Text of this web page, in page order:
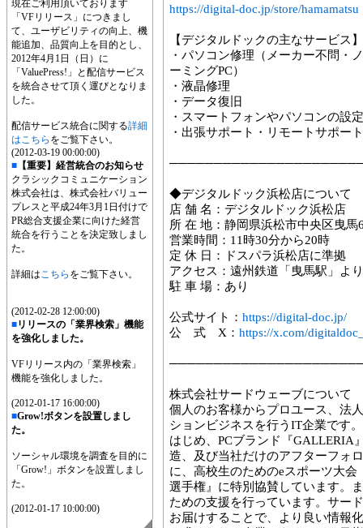
現在ご利用頂いております
「VFリリース」につきまし
て、ユーザビリティの向上、機
能追加、品質向上を目的とし、
2012年4月1日（日）に
「ValuePress!」と配信サービス
を統合させて頂く運びとなりま
した。
配信サービス統合に関する詳細
はこちら をご覧下さい。
(2012-03-19 00:00:00)
■ 【重要】経営統合のお知らせ
クラシックコミュニケーション
株式会社は、株式会社バリュー
プレスと平成24年3月1日付けで
PR総合支援企業に向けた経営
統合を行うことを決定致しまし
た。
詳細はこちら をご覧下さい。
(2012-02-28 12:00:00)
■リリースの「業界検索」機能
を強化しました。
VFリリース内の「業界検索」
機能を強化しました。
(2012-01-17 16:00:00)
■Grow!ボタンを設置しまし
た。
ソーシャル環境を調査を目的に
「Grow!」ボタンを設置しまし
た。
(2012-01-17 10:00:00)
https://digital-doc.jp/store/hamamatsu
【デジタルドックの主なサービス】
・パソコン修理（メーカー不問・
ーミングPC）
・液晶修理
・データ復旧
・スマートフォンやパソコンの設
・出張サポート・リモートサポート
◆デジタルドック浜松店について
店 舗 名：デジタルドック浜松店
所 在 地：静岡県浜松市中央区曳
営業時間：11時30分から20時
定 休 日：ドスパラ浜松店に準拠
アクセス：遠州鉄道「曳馬駅」よ
駐 車 場：あり
公式サイト： https://digital-doc.jp/
公 式 X： https://x.com/
株式会社サードウェーブについて
個人のお客様からプロユース、法
ションビジネスを行うIT企業です
はじめ、PCブランド『GALLERIA
造、及び当社だけのアフターフォ
に、高校生のためのeスポーツ大会
選手権』に特別協賛しています。
ための支援を行っています。サー
お届けすることで、より良い情報